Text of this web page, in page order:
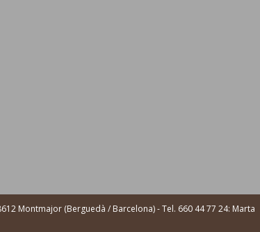
Montmajor (Berguedà / Barcelona) - Tel. 660 44 77 24: Marta